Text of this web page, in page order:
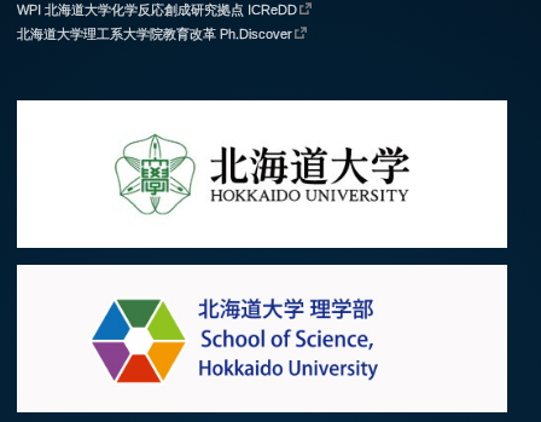
WPI 北海道大学化学反応創成研究拠点 ICReDD
北海道大学理工系大学院教育改革 Ph.Discover